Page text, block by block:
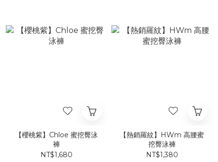
【櫻桃紫】​Chloe 蜜挖臀泳
褲
NT$1,680
【熱銷羅紋】HWm 高腰蜜
挖臀泳褲
NT$1,380